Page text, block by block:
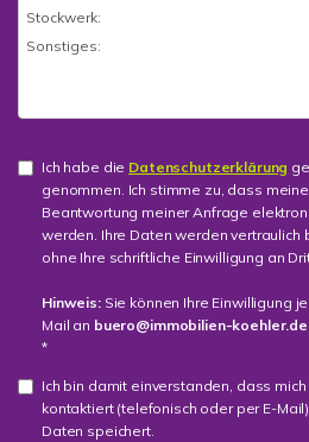
Ich habe die Datenschutzerklärung
genommen. Ich stimme zu, dass
Beantwortung meiner Anfrage
werden. Ihre Daten werden
ohne Ihre schriftliche Einwilligung an
Hinweis:Sie können Ihre Einwilligung
Mail an buero@immobilien-koehler.de
*
Ich bin damit einverstanden, dass
kontaktiert (telefonisch oder per E-
Daten speichert.